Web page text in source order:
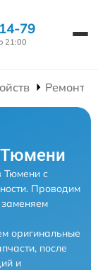
79
21:00
Ремонт
Тюмени
Тюмени с
Проводим
оригинальные
после
и